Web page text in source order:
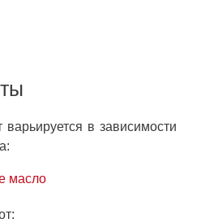
в зависимости
масло